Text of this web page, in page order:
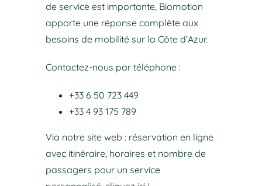
de service est importante, Biomotion
apporte une réponse complète aux
besoins de mobilité sur la Côte d’Azur.
Contactez-nous par téléphone :
+33 6 50 723 449
+33 4 93 175 789
Via notre site web : réservation en ligne
avec itinéraire, horaires et nombre de
passagers pour un service